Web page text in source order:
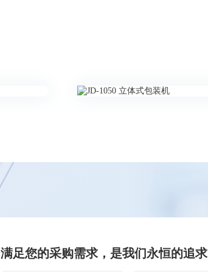
满足您的采购需求，是我们永恒的追求